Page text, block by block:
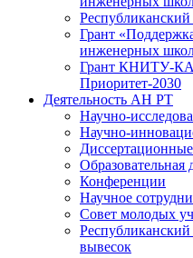
Грант
инженерных школ
Грант КНИТУ-
Приоритет-2030
Деятельность АН РТ
Научно-
Научно-
Образовательная
Конференции
Научное
Совет молодых
Республиканский
вывесок